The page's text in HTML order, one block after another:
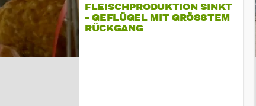
FLEISCHPRODUKTION SINKT
– GEFLÜGEL MIT GRÖSSTEM R
ÜCKGANG